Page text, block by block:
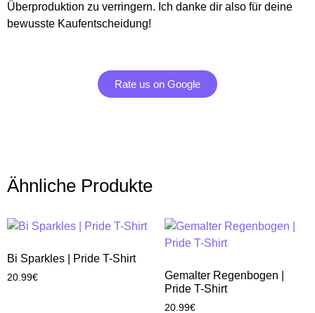
Überproduktion zu verringern. Ich danke dir also für deine
bewusste Kaufentscheidung!
Rate us on Google
Ähnliche Produkte
Bi Sparkles | Pride T-Shirt
20.99€
Gemalter Regenbogen |
Pride T-Shirt
20.99€